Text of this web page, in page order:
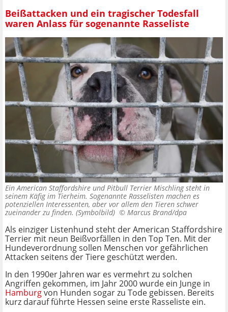
Beißattacken und ein tragischer Todesfall
waren Anlass für sogenannte Rasseliste
Ein American Staffordshire und Pitbull Terrier Mischling steht in
seinem Käfig im Tierheim. Sogenannte Rasselisten machen es
potenziellen Interessenten, aber vor allem den Tieren schwer
zueinander zu finden. (Symbolbild) © Marcus Brand/dpa
Als einziger Listenhund steht der American Staffordshire
Terrier mit neun Beißvorfällen in den Top Ten. Mit der
Hundeverordnung sollen Menschen vor gefährlichen
Attacken seitens der Tiere geschützt werden.
In den 1990er Jahren war es vermehrt zu solchen
Angriffen gekommen, im Jahr 2000 wurde ein Junge in
Hamburgvon Hunden sogar zu Tode gebissen. Bereits
kurz darauf führte Hessen seine erste Rasseliste ein.